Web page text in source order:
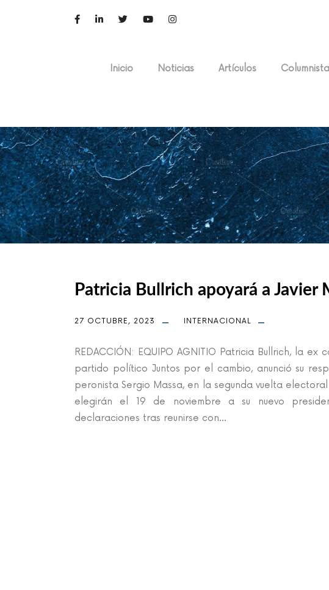
Inicio Noticias Artículos
Patricia Bullrich apoyará a Javier
27 OCTUBRE, 2023 INTERNACIONAL
REDACCIÓN: EQUIPO AGNITIO Patricia Bullrich, la
partido político Juntos por el cambio, anunció su
peronista Sergio Massa, en la segunda vuelta
elegirán el 19 de noviembre a su nuevo
declaraciones tras reunirse con...